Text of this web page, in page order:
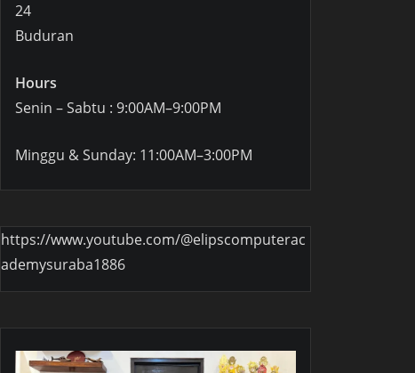
24
Buduran
Hours
Senin – Sabtu : 9:00AM–9:00PM
Minggu & Sunday: 11:00AM–3:00PM
https://www.youtube.com/@elipscomputerac
ademysuraba1886